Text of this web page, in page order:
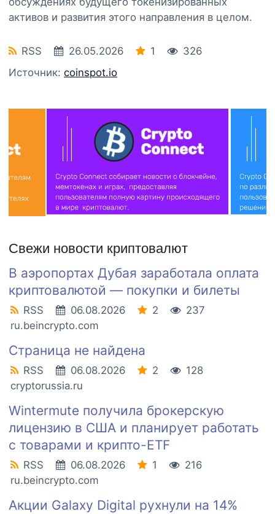
активов и развития этого направления в целом.
RSS 26.05.2026 1
326
Источник: coinspot.io
Свежи новости криптовалют
В аэропортах Дубая заработала оплата
криптовалютой — покупки и билеты
RSS 06.08.2026 2
237
ru.beincrypto.com
Страница не найдена
RSS 06.08.2026 2
128
cryptorussia.ru
Wintermute получила брокерскую
лицензию в США и планирует работать
с товарами и крипто-ETF
RSS 06.08.2026 1
216
ru.beincrypto.com
Акции Galaxy Digital рухнули на 14%